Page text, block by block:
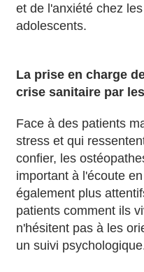
et de l'anxiété chez
adolescents.
La prise en charge
crise sanitaire par
Face à des patients
stress et qui
confier, les
important à l'écoute
également plus
patients comment ils
n'hésitent pas à les
un suivi